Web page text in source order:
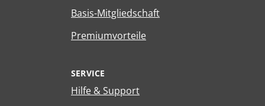
Basis-Mitgliedschaft
Premiumvorteile
SERVICE
Hilfe & Support